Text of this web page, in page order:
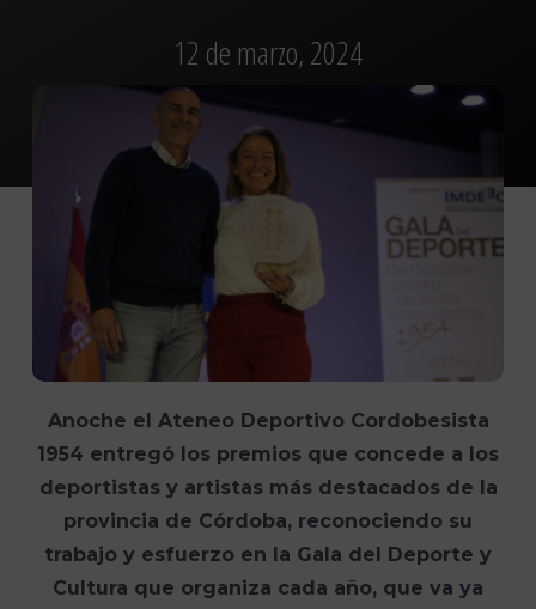
12 de marzo, 2024
Anoche el Ateneo Deportivo Cordobesista
1954 entregó los premios que concede a los
deportistas y artistas más destacados de la
provincia de Córdoba, reconociendo su
trabajo y esfuerzo en la Gala del Deporte y
Cultura que organiza cada año, que va ya